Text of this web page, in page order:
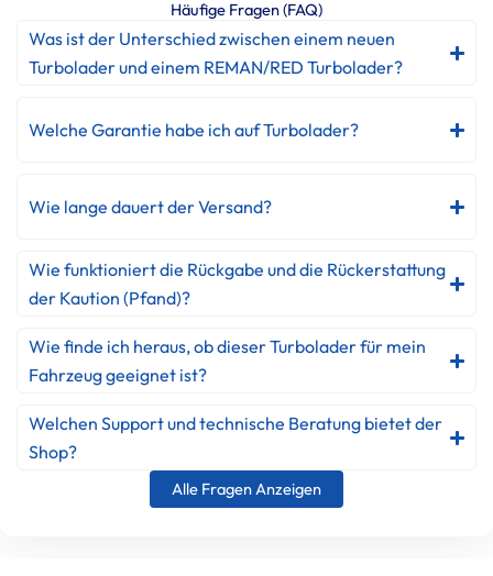
Häufige Fragen (FAQ)
Was ist der Unterschied zwischen einem neuen
Turbolader und einem REMAN/RED Turbolader?
Welche Garantie habe ich auf Turbolader?
Wie lange dauert der Versand?
Wie funktioniert die Rückgabe und die Rückerstattung
der Kaution (Pfand)?
Wie finde ich heraus, ob dieser Turbolader für mein
Fahrzeug geeignet ist?
Welchen Support und technische Beratung bietet der
Shop?
Alle Fragen Anzeigen